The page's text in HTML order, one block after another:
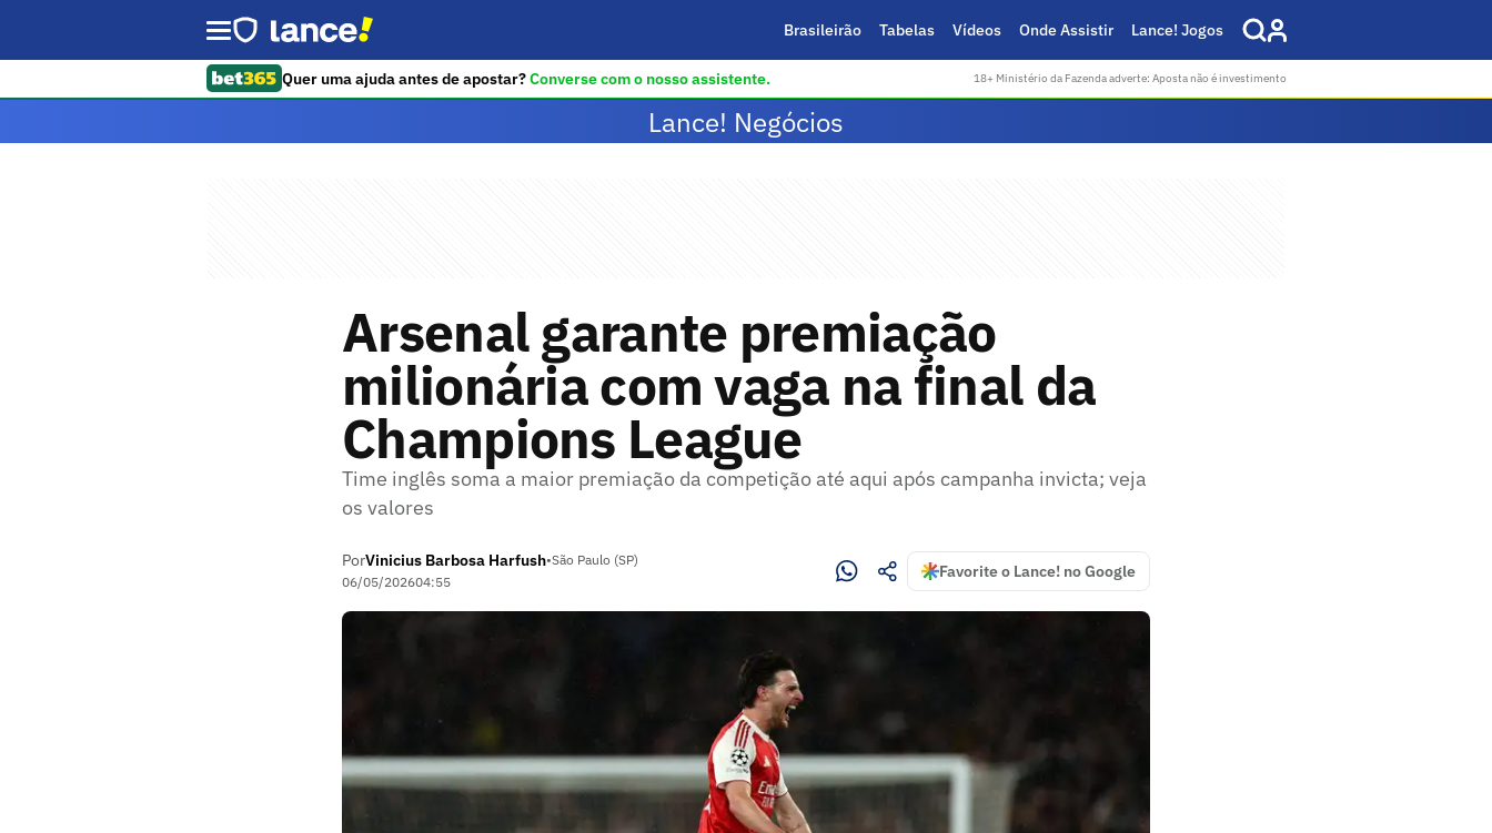
Brasileirão Tabelas Vídeos Onde Assistir Lance! Jogos
Quer uma ajuda antes de apostar?Converse com o nosso assistente. 18+ Ministério da Fazenda adverte: Aposta não é investimento
Lance! Negócios
Arsenal garante premiação
milionária com vaga na final da
Champions League
Time inglês soma a maior premiação da competição até aqui após campanha invicta; veja
os valores
PorVinicius Barbosa Harfush•São Paulo (SP)
06/05/202604:55
Favorite o Lance! no Google